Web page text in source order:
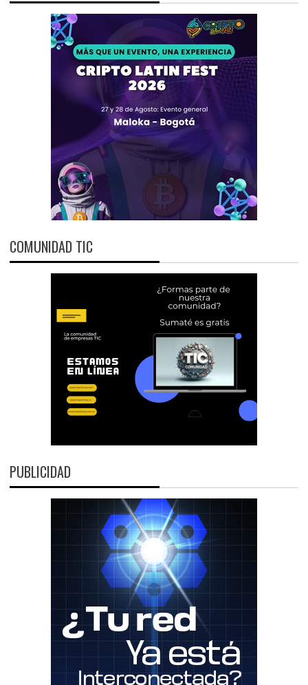
COMUNIDAD TIC
PUBLICIDAD